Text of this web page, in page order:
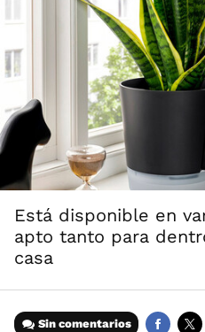
Está disponible en
apto tanto para
casa
Sin comentarios